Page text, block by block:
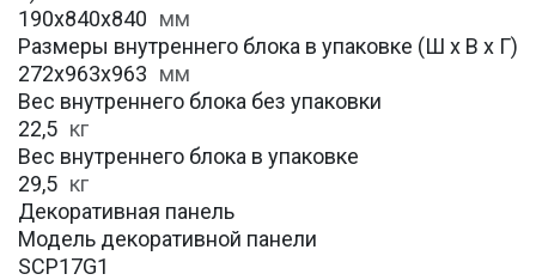
190x840x840 мм
Размеры внутреннего блока в упаковке (Ш х В х Г)
272x963x963 мм
Вес внутреннего блока без упаковки
22,5 кг
Вес внутреннего блока в упаковке
29,5 кг
Декоративная панель
Модель декоративной панели
SCP17G1